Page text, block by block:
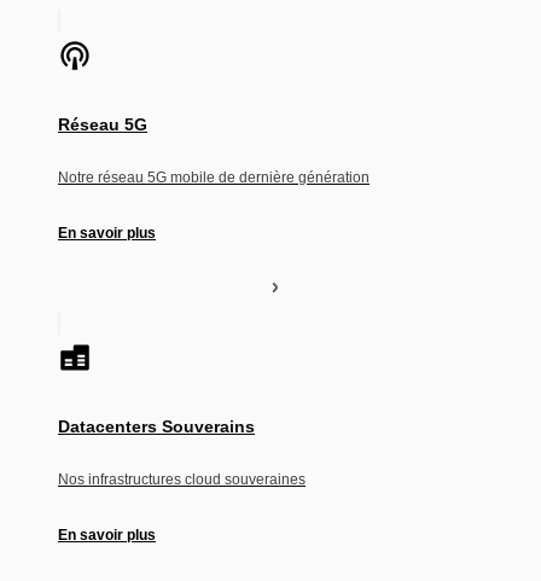
Réseau 5G
Notre réseau 5G mobile de dernière génération
En savoir plus
Datacenters Souverains
Nos infrastructures cloud souveraines
En savoir plus